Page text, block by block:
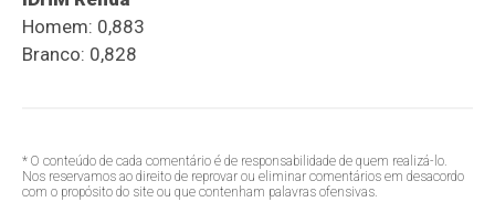
Homem: 0,883
Branco: 0,828
* O conteúdo de cada comentário é de responsabilidade de quem realizá-lo.
Nos reservamos ao direito de reprovar ou eliminar comentários em desacordo
com o propósito do site ou que contenham palavras ofensivas.